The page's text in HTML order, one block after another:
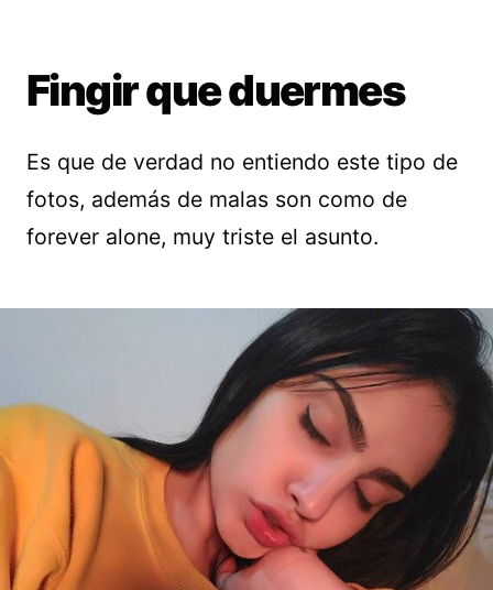
Fingir que duermes
Es que de verdad no entiendo este tipo de
fotos, además de malas son como de
forever alone, muy triste el asunto.